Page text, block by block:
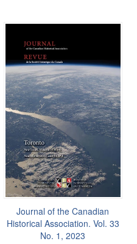
Journal of the Canadian
Historical Association. Vol. 33
No. 1, 2023